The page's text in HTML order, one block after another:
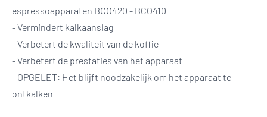
espressoapparaten BCO420 - BCO410
- Vermindert kalkaanslag
- Verbetert de kwaliteit van de koffie
- Verbetert de prestaties van het apparaat
- OPGELET: Het blijft noodzakelijk om het apparaat te
ontkalken